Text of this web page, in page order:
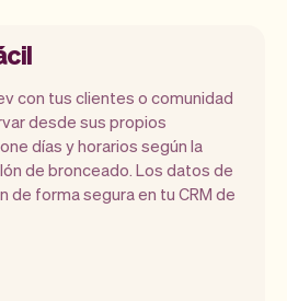
con tus clientes o comunidad
desde sus propios
días y horarios según la
de bronceado. Los datos de
de forma segura en tu CRM de
objetivo es permitirte
en tu talento. Vev se
Obtendrás tu propio